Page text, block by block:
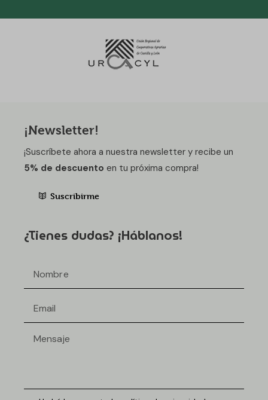
¡Newsletter!
¡Suscríbete ahora a nuestra newsletter y recibe un
5% de descuento en tu próxima compra!
Suscribirme
¿Tienes dudas? ¡Háblanos!